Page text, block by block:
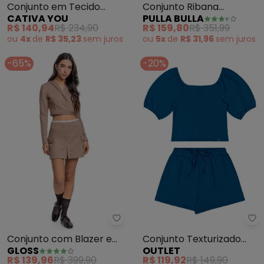
Conjunto em Tecido
Texturizado (Cinza)
CATIVA YOU
R$ 140,94R$ 234,90
ou 4x de R$ 35,23 sem juros
Conjunto Ribana
Menina(Cinza)
PULLA BULLA
R$ 159,80R$ 351,99
ou 5x de R$ 31,96 sem juros
-65%
Gloss - Conjunto com Blazer e
Conjunto com Blazer e
Short-Saia (Marrom)
GLOSS
R$ 139,96R$ 399,90
-20%
Conjunto Texturizado
Teen Feminino (Azul)
OUTLET
R$ 119,92R$ 149,90